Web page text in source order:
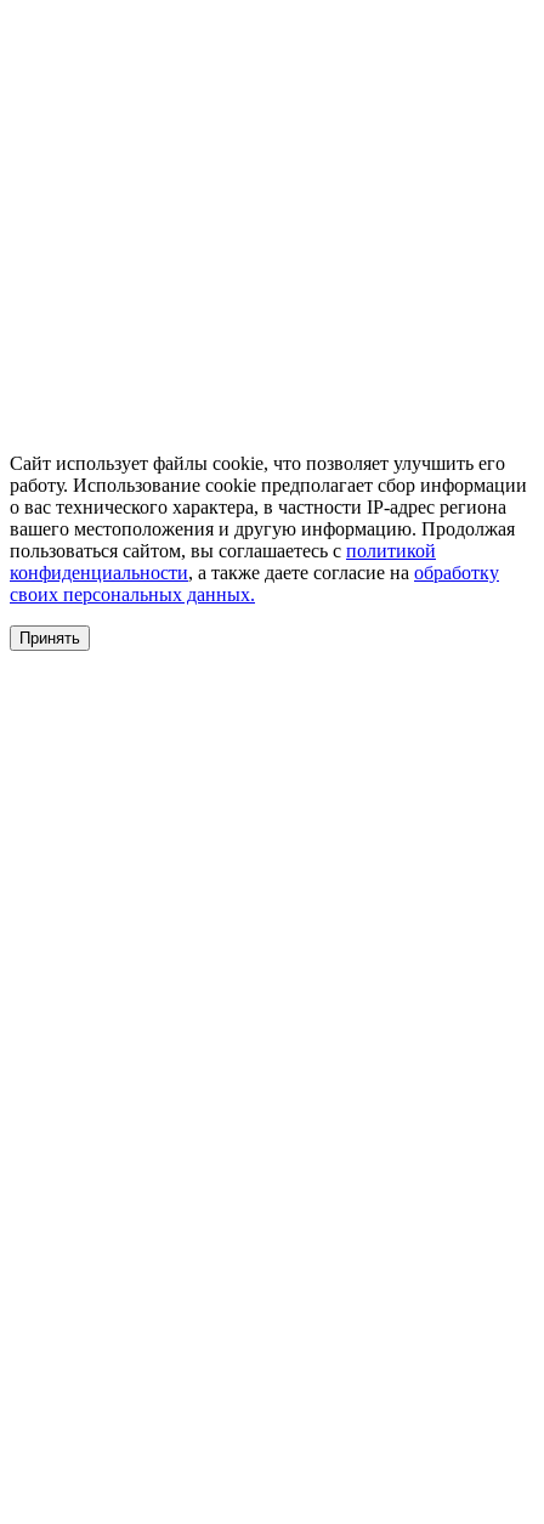
Сайт использует файлы cookie, что позволяет улучшить его
работу. Использование cookie предполагает сбор информации
о вас технического характера, в частности IP-адрес региона
вашего местоположения и другую информацию. Продолжая
пользоваться сайтом, вы соглашаетесь с политикой
конфиденциальности, а также даете согласие на обработку
своих персональных данных.
Принять